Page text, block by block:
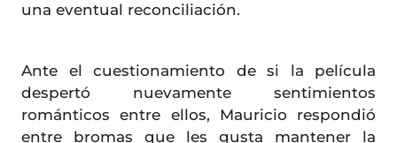
una eventual reconciliación.
Ante el cuestionamiento de si la película
despertó nuevamente sentimientos
románticos entre ellos, Mauricio respondió
entre bromas que les gusta mantener la